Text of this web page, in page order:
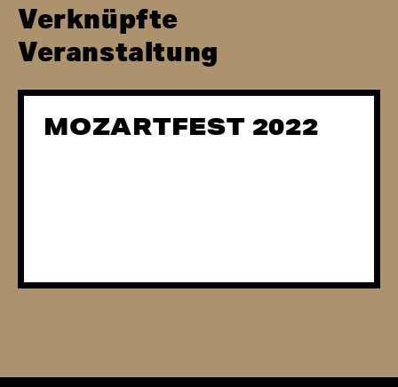
Verknüpfte
Veranstaltung
MOZARTFEST 2022